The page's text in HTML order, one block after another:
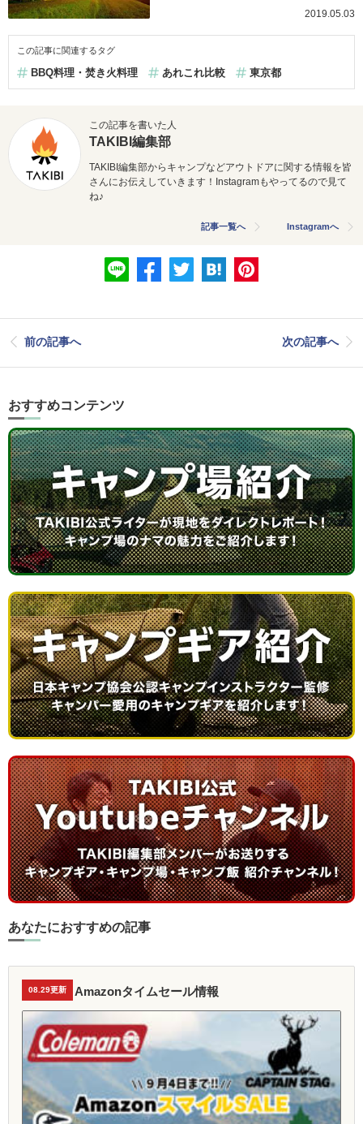
2019.05.03
この記事に関連するタグ
BBQ料理・焚き火料理 あれこれ比較 東京都
この記事を書いた人
TAKIBI編集部
TAKIBI編集部からキャンプなどアウトドアに関する情報を皆
さんにお伝えしていきます！Instagramもやってるので見て
ね♪
記事一覧へ Instagramへ
前の記事へ 次の記事へ
おすすめコンテンツ
あなたにおすすめの記事
08.29更新 Amazonタイムセール情報